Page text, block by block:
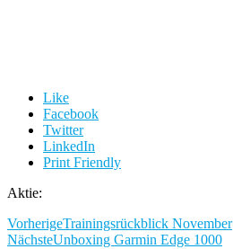
Like
Facebook
Twitter
LinkedIn
Print Friendly
Aktie:
VorherigeTrainingsrückblick November
NächsteUnboxing Garmin Edge 1000